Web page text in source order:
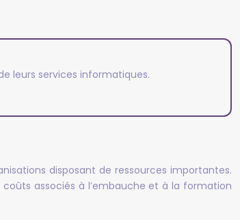
leurs services informatiques.
disposant de ressources importantes.
associés à l’embauche et à la formation